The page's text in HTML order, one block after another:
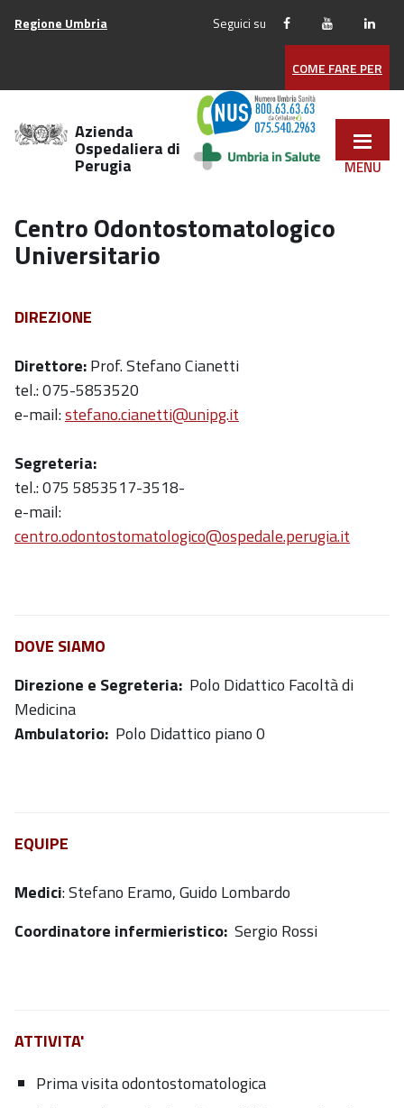
menu
navigazione
footer
Regione Umbria Seguici su
COME FARE PER
Azienda
Ospedaliera di
Perugia
Centro Odontostomatologico
Universitario
DIREZIONE
Direttore:Prof. Stefano Cianetti
tel.: 075-5853520
e-mail:stefano.cianetti@unipg.it
Segreteria:
tel.: 075 5853517-3518-
e-mail:
centro.odontostomatologico@ospedale.perugia.it
DOVE SIAMO
Direzione e Segreteria: Polo Didattico Facoltà di
Medicina
Ambulatorio: Polo Didattico piano 0
EQUIPE
Medici: Stefano Eramo, Guido Lombardo
Coordinatore infermieristico: Sergio Rossi
ATTIVITA'
Prima visita odontostomatologica